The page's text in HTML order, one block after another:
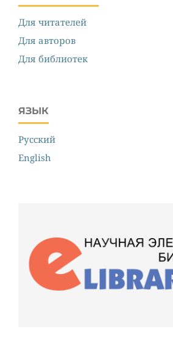
Для читателей
Для авторов
Для библиотек
ЯЗЫК
Русский
English